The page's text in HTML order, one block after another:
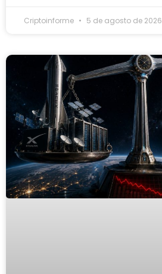
Criptoinforme 5 de agosto de 2026